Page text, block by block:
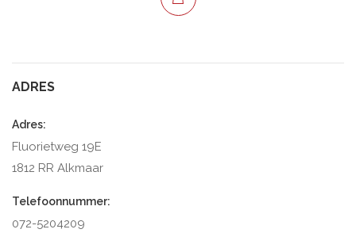
ADRES
Adres:
Fluorietweg 19E
1812 RR Alkmaar
Telefoonnummer:
072-5204209